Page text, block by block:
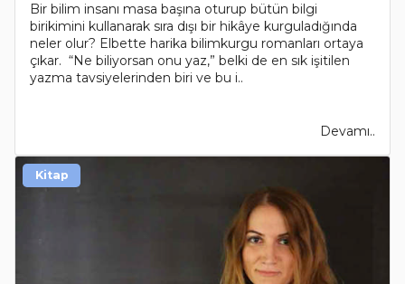
Bir bilim insanı masa başına oturup bütün bilgi
birikimini kullanarak sıra dışı bir hikâye kurguladığında
neler olur? Elbette harika bilimkurgu romanları ortaya
çıkar. “Ne biliyorsan onu yaz,” belki de en sık işitilen
yazma tavsiyelerinden biri ve bu i..
Devamı..
Kitap